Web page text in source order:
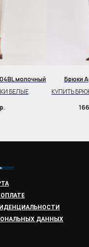
молочный
БЕЛЫЕ
р.
Брюки
КУПИТЬ
166
ДАННЫХ